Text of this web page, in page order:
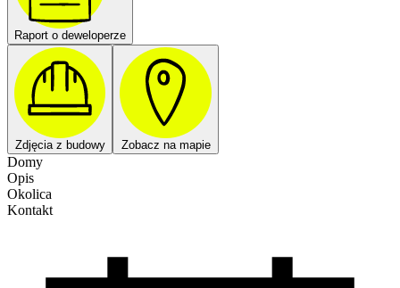
Raport o deweloperze
Zdjęcia z budowy Zobacz na mapie
Domy
Opis
Okolica
Kontakt